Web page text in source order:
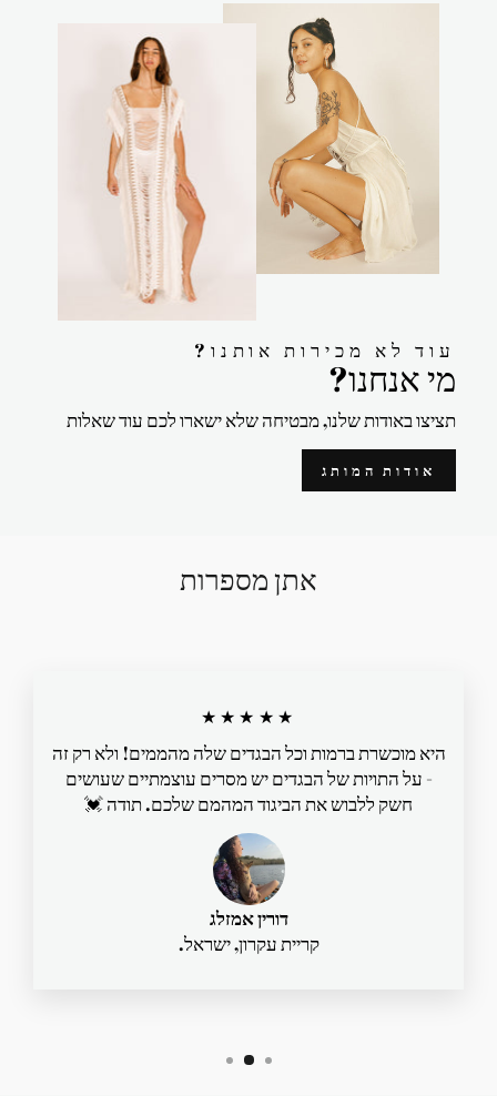
?עוד לא מכירות אותנו
?מי אנחנו
תציצו באודות שלנו, מבטיחה שלא ישארו לכם עוד שאלות
אודות המותג
אתן מספרות
★★★★★
היא מוכשרת ברמות וכל הבגדים שלה מהממים! ולא רק זה
- על התויות של הבגדים יש מסרים עוצמתיים שעושים
חשק ללבוש את הביגוד המהמם שלכם. תודה 💓
דורין אמזלג
קריית עקרון, ישראל.